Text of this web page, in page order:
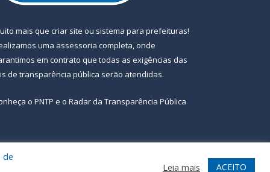
mais que criar site ou sistema para prefeituras!
uma assessoria completa, onde
em contrato que todas as exigências das
de transparência pública serão atendidas.
o PNTP e o Radar da Transparência Pública
Acessar Webmail
de
Leia mais ACEITO